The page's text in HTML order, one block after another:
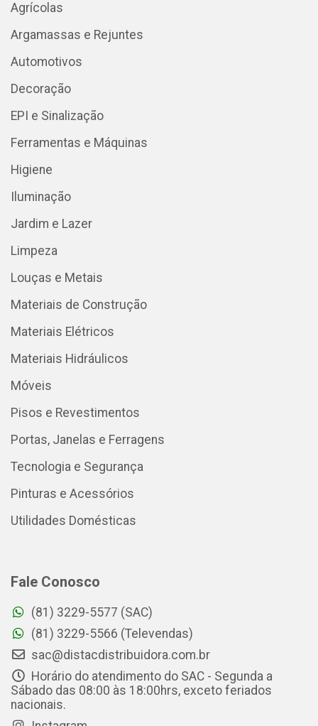
Agrícolas
Argamassas e Rejuntes
Automotivos
Decoração
EPI e Sinalização
Ferramentas e Máquinas
Higiene
Iluminação
Jardim e Lazer
Limpeza
Louças e Metais
Materiais de Construção
Materiais Elétricos
Materiais Hidráulicos
Móveis
Pisos e Revestimentos
Portas, Janelas e Ferragens
Tecnologia e Segurança
Pinturas e Acessórios
Utilidades Domésticas
Fale Conosco
(81) 3229-5577 (SAC)
(81) 3229-5566 (Televendas)
sac@distacdistribuidora.com.br
Horário do atendimento do SAC - Segunda a
Sábado das 08:00 às 18:00hrs, exceto feriados
nacionais.